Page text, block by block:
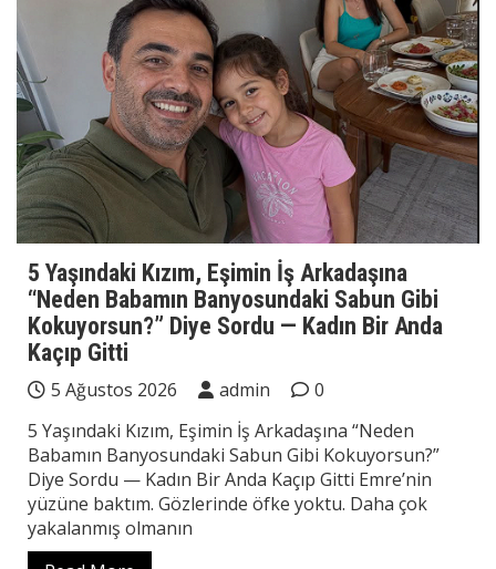
5 Yaşındaki Kızım, Eşimin İş Arkadaşına
“Neden Babamın Banyosundaki Sabun Gibi
Kokuyorsun?” Diye Sordu — Kadın Bir Anda
Kaçıp Gitti
5 Ağustos 2026 admin
0
5 Yaşındaki Kızım, Eşimin İş Arkadaşına “Neden
Babamın Banyosundaki Sabun Gibi Kokuyorsun?”
Diye Sordu — Kadın Bir Anda Kaçıp Gitti Emre’nin
yüzüne baktım. Gözlerinde öfke yoktu. Daha çok
yakalanmış olmanın